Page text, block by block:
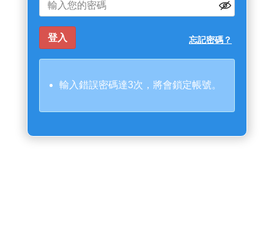
忘記密碼？
輸入錯誤密碼達3次，將會鎖定帳號。